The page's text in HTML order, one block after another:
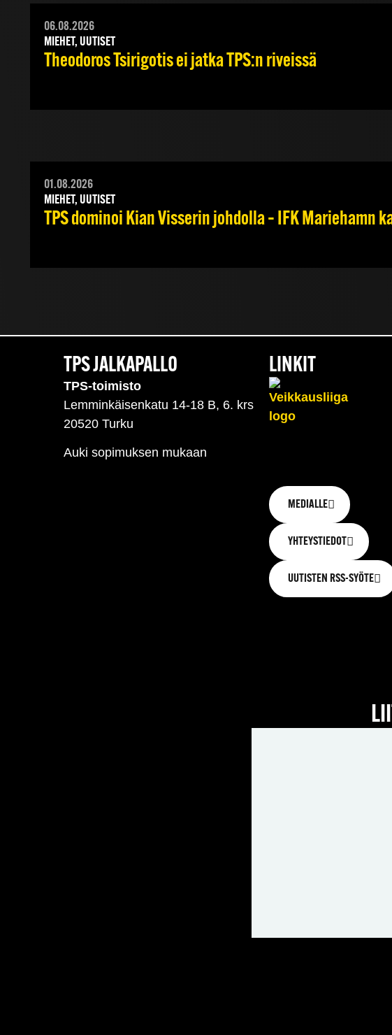
06.08.2026
MIEHET, UUTISET
Theodoros Tsirigotis ei jatka TPS:n riveissä
01.08.2026
MIEHET, UUTISET
TPS dominoi Kian Visserin johdolla – IFK Mariehamn
TPS JALKAPALLO
TPS-toimisto
Lemminkäisenkatu 14-18 B, 6. krs
20520 Turku
Auki sopimuksen mukaan
LINKIT
MEDIALLE
YHTEYSTIEDOT
UUTISTEN RSS-SYÖTE